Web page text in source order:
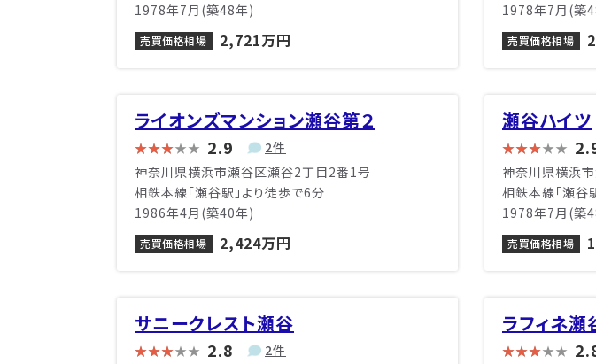
1978年7月(築48年)
売買価格相場 2,721万円
1978年7月(築
売買価格相場
ライオンズマンション瀬谷第２
2.9
2件
神奈川県横浜市瀬谷区瀬谷2丁目2番1号
相鉄本線「瀬谷駅」より徒歩で6分
1986年4月(築40年)
売買価格相場 2,424万円
瀬谷ハイツ
神奈川県横浜
相鉄本線「瀬谷
1978年7月(築
売買価格相場
サニークレスト瀬谷
2.8
2件
ラフィネ瀬